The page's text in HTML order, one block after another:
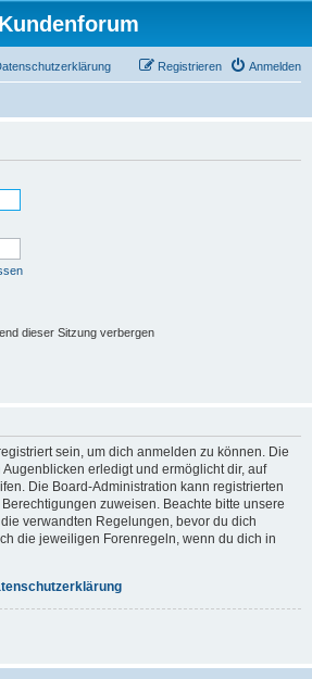
Kundenforum
Anmelden
Registrieren
dieser Sitzung verbergen
sein, um dich anmelden zu können. Die
erledigt und ermöglicht dir, auf
Die Board-Administration kann registrierten
zuweisen. Beachte bitte unsere
verwandten Regelungen, bevor du dich
die jeweiligen Forenregeln, wenn du dich in